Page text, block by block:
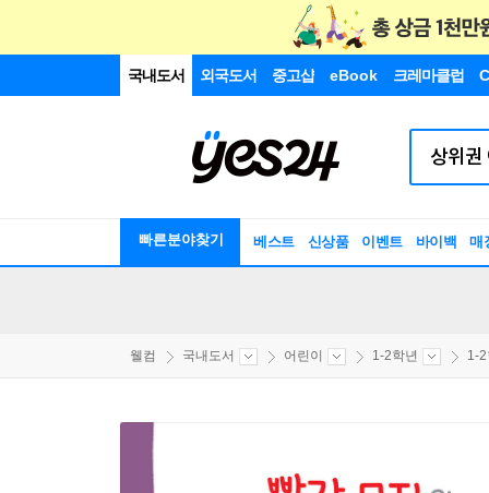
국내도서 외국도서 중고샵 eBook 크레마클럽
빠른분야찾기 베스트 신상품 이벤트 바이백 매
웰컴 국내도서 어린이 1-2학년 1-